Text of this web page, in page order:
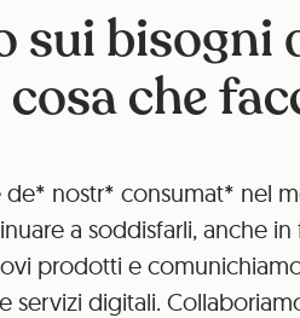
sui bisogni
che
nostr* consumat* nel
a soddisfarli, anche in
prodotti e
servizi digitali.